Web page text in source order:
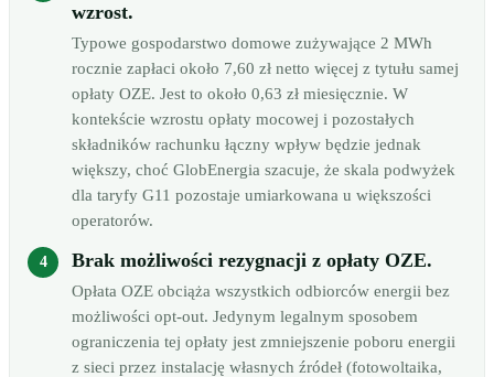
wzrost.
Typowe gospodarstwo domowe zużywające 2 MWh
rocznie zapłaci około 7,60 zł netto więcej z tytułu samej
opłaty OZE. Jest to około 0,63 zł miesięcznie. W
kontekście wzrostu opłaty mocowej i pozostałych
składników rachunku łączny wpływ będzie jednak
większy, choć GlobEnergia szacuje, że skala podwyżek
dla taryfy G11 pozostaje umiarkowana u większości
operatorów.
Brak możliwości rezygnacji z opłaty OZE.
Opłata OZE obciąża wszystkich odbiorców energii bez
możliwości opt-out. Jedynym legalnym sposobem
ograniczenia tej opłaty jest zmniejszenie poboru energii
z sieci przez instalację własnych źródeł (fotowoltaika,